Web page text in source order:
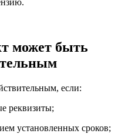
может быть
если:
реквизиты;
установленных сроков;